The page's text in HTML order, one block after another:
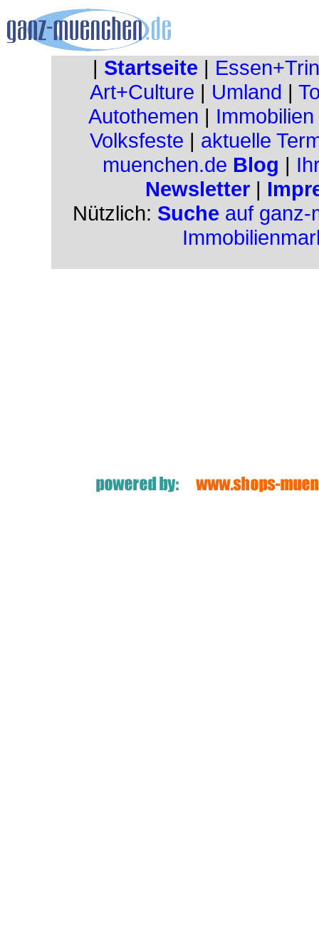
| Startseite |
Art+Culture | Umland |
Autothemen | Immobilien
Volksfeste | aktuelle
muenchen.de Blog |
Newsletter |
Nützlich: Suche auf ganz-